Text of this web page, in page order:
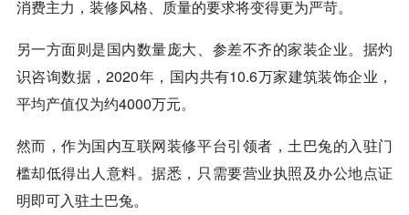
消费主力，装修风格、质量的要求将变得更为严苛。
另一方面则是国内数量庞大、参差不齐的家装企业。据灼
识咨询数据，2020年，国内共有10.6万家建筑装饰企业，
平均产值仅为约4000万元。
然而，作为国内互联网装修平台引领者，土巴兔的入驻门
槛却低得出人意料。据悉，只需要营业执照及办公地点证
明即可入驻土巴兔。